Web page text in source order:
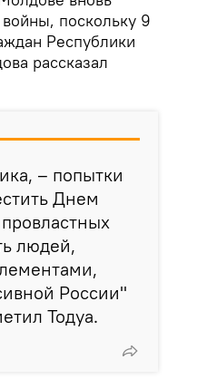
поскольку 9
Республики
рассказал
– попытки
Днем
людей,
России"
Тодуа.